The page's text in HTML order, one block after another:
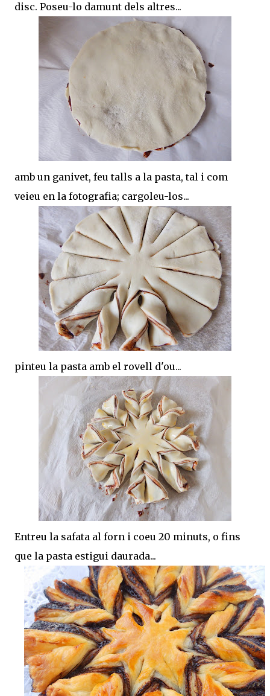
disc. Poseu-lo damunt dels altres...
amb un ganivet, feu talls a la pasta, tal i com
veieu en la fotografia; cargoleu-los...
pinteu la pasta amb el rovell d'ou...
Entreu la safata al forn i coeu 20 minuts, o fins
que la pasta estigui daurada...